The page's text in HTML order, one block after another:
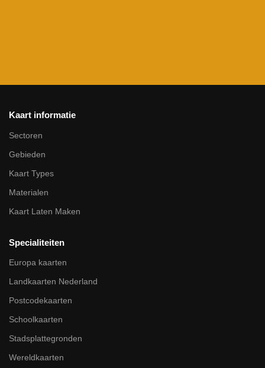
Kaart informatie
Sectoren
Gebieden
Kaart Types
Materialen
Kaart Laten Maken
Specialiteiten
Europa kaarten
Landkaarten Nederland
Postcodekaarten
Schoolkaarten
Stadsplattegronden
Wereldkaarten